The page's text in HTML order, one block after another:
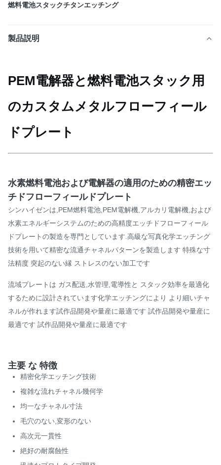
燃料電池スタックチタンエッチング
製品説明
PEM電解器と燃料電池スタック用
のカスタムメタルフローフィール
ドプレート
水素燃料電池および電解器の適用のための精密エッ
チドフローフィールドプレート
シンハイゼンは,PEM燃料電池,PEM電解機,アルカリ電解機,および
水素エネルギーシステムのための高精度エッチドフローフィール
ドプレートの製造を専門としています.高級な写真化学エッチング
技術を用いて精密な流通チャネルパターンを製造します 特殊な寸
法精度 突起のない縁 ストレスのない加工です
流域プレートは ガス配送,水管理,電導性と スタック効率を最適化
するために設計されています化学エッチングにより より細いチャ
ネルが作れます試作品開発や量産に最適です 試作品開発や量産に
最適です 試作品開発や量産に最適です
主要 な 特徴
精密化学エッチング技術
複雑な流れチャネル幾何学
均一なチャネル寸法
毛穴のない,変形のない
高次元一貫性
絶好の耐腐蝕性